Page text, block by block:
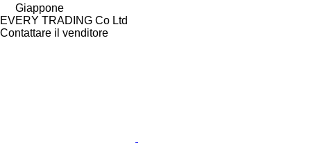
Giappone
EVERY TRADING Co Ltd
Contattare il venditore